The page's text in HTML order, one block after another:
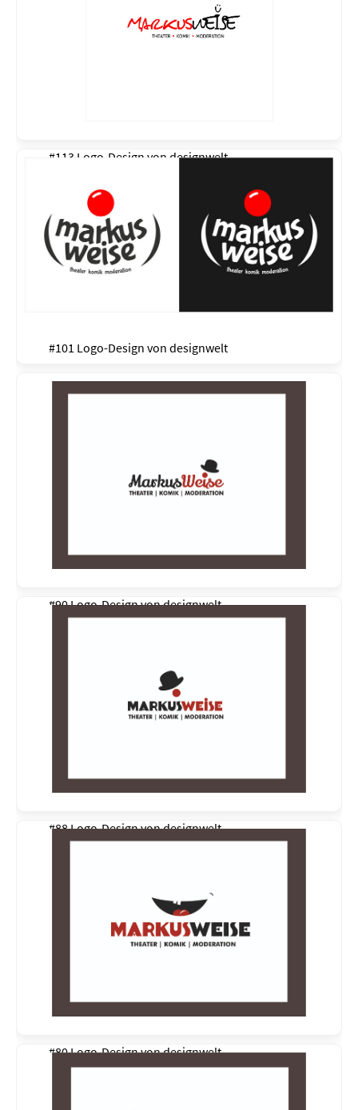
#113 Logo-Design von designwelt
#101 Logo-Design von designwelt
#90 Logo-Design vondesignwelt
#88 Logo-Design vondesignwelt
#80 Logo-Design vondesignwelt